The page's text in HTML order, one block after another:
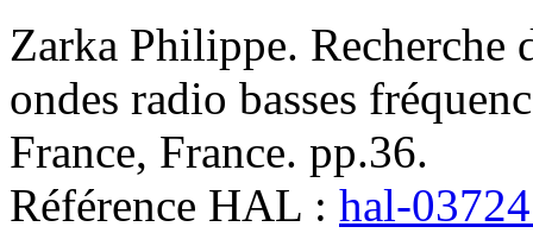
Zarka Philippe. Recherche
ondes radio basses
France, France. pp.36.
Référence HAL : hal-